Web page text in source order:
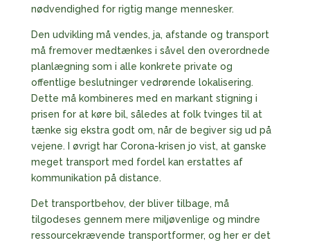
nødvendighed for rigtig mange mennesker.
Den udvikling må vendes, ja, afstande og transport
må fremover medtænkes i såvel den overordnede
planlægning som i alle konkrete private og
offentlige beslutninger vedrørende lokalisering.
Dette må kombineres med en markant stigning i
prisen for at køre bil, således at folk tvinges til at
tænke sig ekstra godt om, når de begiver sig ud på
vejene. I øvrigt har Corona-krisen jo vist, at ganske
meget transport med fordel kan erstattes af
kommunikation på distance.
Det transportbehov, der bliver tilbage, må
tilgodeses gennem mere miljøvenlige og mindre
ressourcekrævende transportformer, og her er det